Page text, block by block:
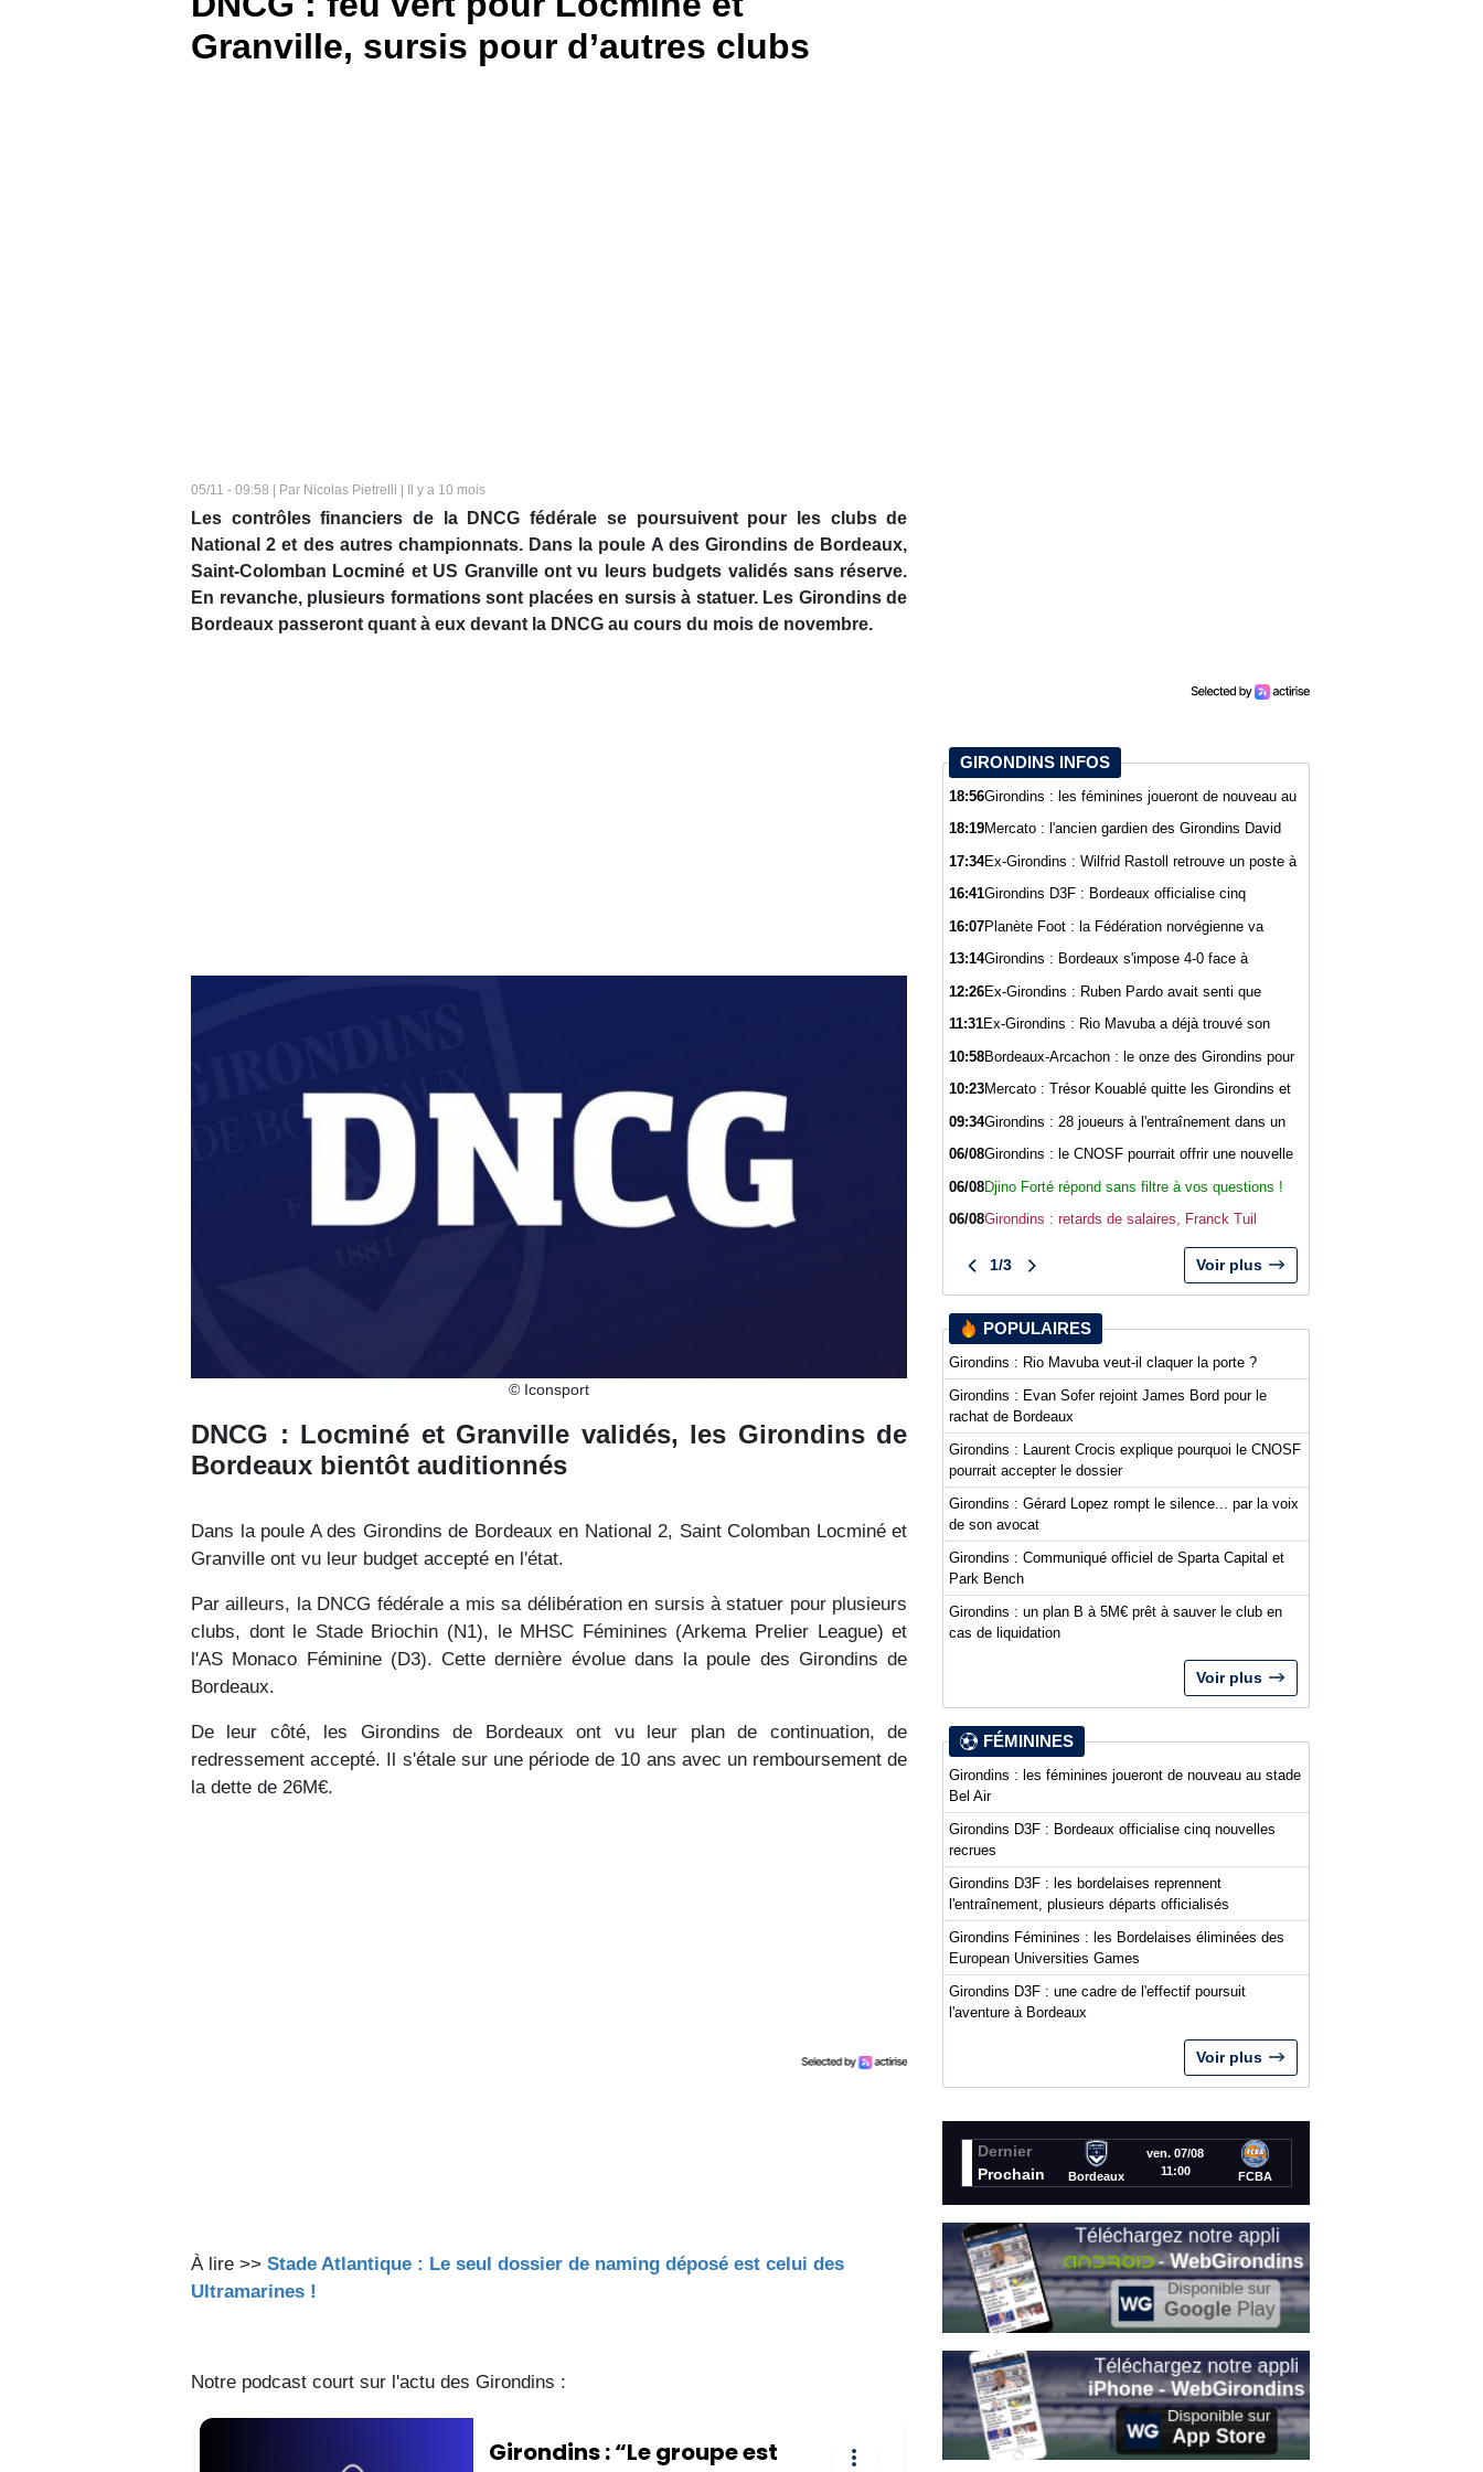
Granville, sursis pour d’autres clubs
05/11 - 09:58 | Par Nicolas Pietrelli | Il y a 10 mois
Les contrôles financiers de la DNCG fédérale se poursuivent pour les clubs de
National 2 et des autres championnats. Dans la poule A des Girondins de Bordeaux,
Saint-Colomban Locminé et US Granville ont vu leurs budgets validés sans réserve.
En revanche, plusieurs formations sont placées en sursis à statuer. Les Girondins de
Bordeaux passeront quant à eux devant la DNCG au cours du mois de novembre.
© Iconsport
DNCG : Locminé et Granville validés, les Girondins de
Bordeaux bientôt auditionnés
Dans la poule A des Girondins de Bordeaux en National 2, Saint Colomban Locminé et
Granville ont vu leur budget accepté en l'état.
Par ailleurs, la DNCG fédérale a mis sa délibération en sursis à statuer pour plusieurs
clubs, dont le Stade Briochin (N1), le MHSC Féminines (Arkema Prelier League) et
l'AS Monaco Féminine (D3). Cette dernière évolue dans la poule des Girondins de
Bordeaux.
De leur côté, les Girondins de Bordeaux ont vu leur plan de continuation, de
redressement accepté. Il s'étale sur une période de 10 ans avec un remboursement de
la dette de 26M€.
À lire >> Stade Atlantique : Le seul dossier de naming déposé est celui des
Ultramarines !
Notre podcast court sur l'actu des Girondins :
GIRONDINS INFOS
18:56Girondins : les féminines joueront de nouveau au
18:19Mercato : l'ancien gardien des Girondins David
17:34Ex-Girondins : Wilfrid Rastoll retrouve un poste à
16:41Girondins D3F : Bordeaux officialise cinq
16:07Planète Foot : la Fédération norvégienne va
Gianni Infantino
13:14Girondins : Bordeaux s'impose 4-0 face à
12:26Ex-Girondins : Ruben Pardo avait senti que
11:31Ex-Girondins : Rio Mavuba a déjà trouvé son
10:58Bordeaux-Arcachon : le onze des Girondins pour
10:23Mercato : Trésor Kouablé quitte les Girondins et
09:34Girondins : 28 joueurs à l'entraînement dans un
06/08Girondins : le CNOSF pourrait offrir une nouvelle
06/08Djino Forté répond sans filtre à vos questions !
06/08Girondins : retards de salaires, Franck Tuil
1/3 Voir plus
POPULAIRES
Girondins : Rio Mavuba veut-il claquer la porte ?
Girondins : Evan Sofer rejoint James Bord pour le
rachat de Bordeaux
Girondins : Laurent Crocis explique pourquoi le CNOSF
pourrait accepter le dossier
Girondins : Gérard Lopez rompt le silence... par la voix
de son avocat
Girondins : Communiqué officiel de Sparta Capital et
Park Bench
Girondins : un plan B à 5M€ prêt à sauver le club en
cas de liquidation
Voir plus
FÉMININES
Girondins : les féminines joueront de nouveau au stade
Bel Air
Girondins D3F : Bordeaux officialise cinq nouvelles
recrues
Girondins D3F : les bordelaises reprennent
l'entraînement, plusieurs départs officialisés
Girondins Féminines : les Bordelaises éliminées des
European Universities Games
Girondins D3F : une cadre de l'effectif poursuit
l'aventure à Bordeaux
Voir plus
Dernier
Prochain
Bordeaux
ven. 07/08
11:00
FCBA